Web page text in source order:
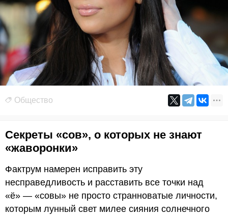
Общество
Секреты «сов», о которых не знают
«жаворонки»
Фактрум намерен исправить эту
несправедливость и расставить все точки над
«ё» — «совы» не просто странноватые личности,
которым лунный свет милее сияния солнечного